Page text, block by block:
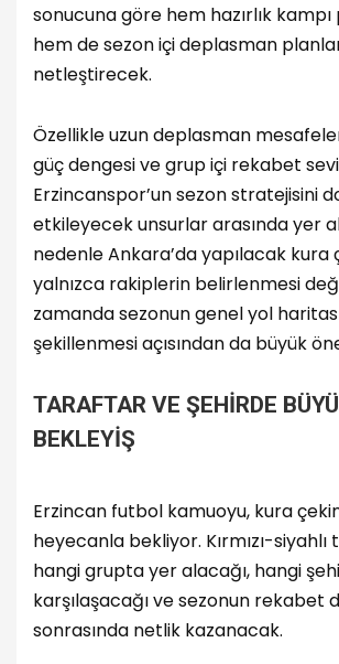
sonucuna göre hem hazırlık kampı
hem de sezon içi deplasman
netleştirecek.
Özellikle uzun deplasman
güç dengesi ve grup içi rekabet
Erzincanspor’un sezon stratejisini
etkileyecek unsurlar arasında yer
nedenle Ankara’da yapılacak kura
yalnızca rakiplerin belirlenmesi
zamanda sezonun genel yol
şekillenmesi açısından da büyük
TARAFTAR VE ŞEHİRDE
BEKLEYİŞ
Erzincan futbol kamuoyu, kura
heyecanla bekliyor. Kırmızı-
hangi grupta yer alacağı, hangi
karşılaşacağı ve sezonun rekabet
sonrasında netlik kazanacak.